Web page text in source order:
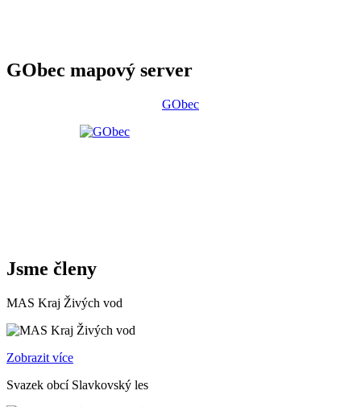
GObec mapový server
GObec
Jsme členy
MAS Kraj Živých vod
Zobrazit více
Svazek obcí Slavkovský les